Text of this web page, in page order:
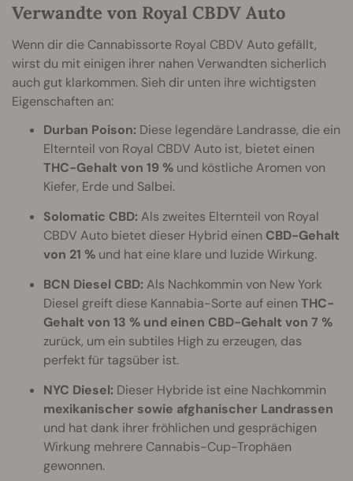
Verwandte von Royal CBDV Auto
Wenn dir die Cannabissorte Royal CBDV Auto gefällt,
wirst du mit einigen ihrer nahen Verwandten sicherlich
auch gut klarkommen. Sieh dir unten ihre wichtigsten
Eigenschaften an:
Durban Poison: Diese legendäre Landrasse, die ein
Elternteil von Royal CBDV Auto ist, bietet einen
THC-Gehalt von 19 % und köstliche Aromen von
Kiefer, Erde und Salbei.
Solomatic CBD: Als zweites Elternteil von Royal
CBDV Auto bietet dieser Hybrid einen CBD-Gehalt
von 21 % und hat eine klare und luzide Wirkung.
BCN Diesel CBD: Als Nachkommin von New York
Diesel greift diese Kannabia-Sorte auf einen THC-
Gehalt von 13 % und einen CBD-Gehalt von 7 %
zurück, um ein subtiles High zu erzeugen, das
perfekt für tagsüber ist.
NYC Diesel: Dieser Hybride ist eine Nachkommin
mexikanischer sowie afghanischer Landrassen
und hat dank ihrer fröhlichen und gesprächigen
Wirkung mehrere Cannabis-Cup-Trophäen
gewonnen.